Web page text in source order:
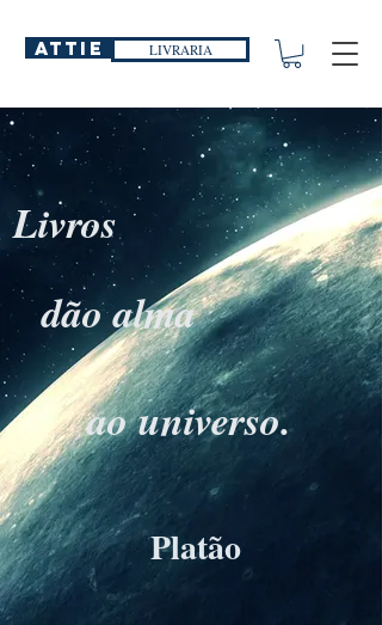
ATTIE LIVRARIA
Livros
dão alma
ao universo.
Platão